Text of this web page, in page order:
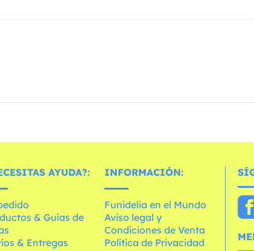
AYUDA?:
& Guías de
& Entregas
INFORMACIÓN:
Funidelia en el Mundo
Aviso legal y
Condiciones de Venta
Política de Privacidad